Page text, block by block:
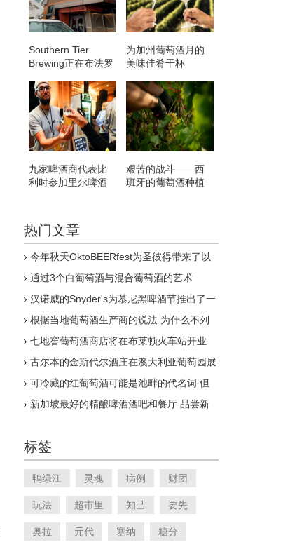
Southern Tier
Brewing正在布法罗
吧
为加州葡萄酒月的
美味佳肴干杯
九家啤酒商代表比
利时参加里尔啤酒
艰苦的战斗——西
班牙的葡萄酒种植
热门文章
今年秋天OktoBEERfest为圣彼得带来了以
通过3个白葡萄酒与混合葡萄酒的艺术
汉诺威的Snyder's为慕尼黑啤酒节推出了一
根据当地葡萄酒生产商的说法 为什么不列
七地窖葡萄酒商店将在布莱顿火车站开业
古尔本的金斯代尔酒庄在澳大利亚葡萄园展
可冷藏的红葡萄酒可能是池畔的代名词 但
新加坡最好的精酿啤酒酒吧和餐厅 品尝新
标签
鸭绿江 灵魂 病例 财团
玩法 超市里 知己 要先
奥拉 元代 塞纳 糖分